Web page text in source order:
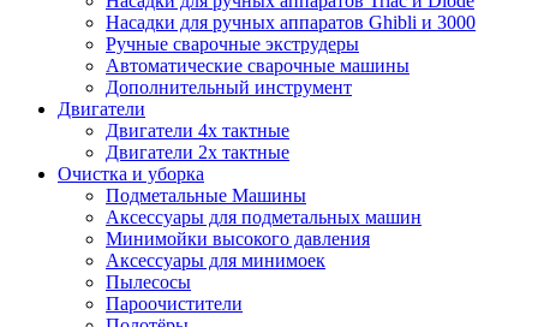
Насадки для ручных аппаратов Ghibli и 3000
Ручные сварочные экструдеры
Автоматические сварочные машины
Дополнительный инструмент
Двигатели
Двигатели 4х тактные
Двигатели 2х тактные
Очистка и уборка
Подметальные Машины
Аксессуары для подметальных машин
Минимойки высокого давления
Аксессуары для минимоек
Пылесосы
Пароочистители